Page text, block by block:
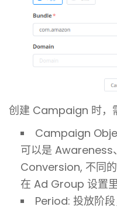
创建 Campaign 时，
Campaign
可以是 Awareness
Conversion, 不同的
在 Ad Group 设置
Period: 投放阶